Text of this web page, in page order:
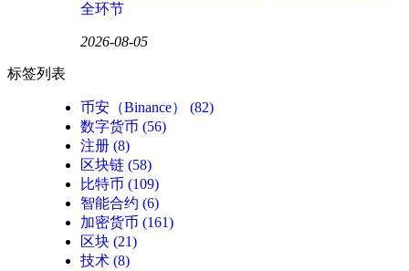
全环节
2026-08-05
标签列表
币安（Binance）
(82)
数字货币 (56)
注册 (8)
区块链 (58)
比特币 (109)
智能合约 (6)
加密货币 (161)
区块 (21)
技术 (8)